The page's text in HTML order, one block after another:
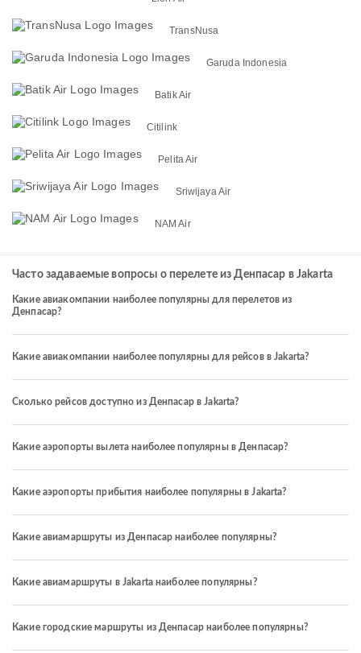
TransNusa
Garuda Indonesia
Batik Air
Citilink
Pelita Air
Sriwijaya Air
NAM Air
Часто задаваемые вопросы о перелете из Денпасар в Jakarta
Какие авиакомпании наиболее популярны для перелетов из
Денпасар?
Какие авиакомпании наиболее популярны для рейсов в Jakarta?
Сколько рейсов доступно из Денпасар в Jakarta?
Какие аэропорты вылета наиболее популярны в Денпасар?
Какие аэропорты прибытия наиболее популярны в Jakarta?
Какие авиамаршруты из Денпасар наиболее популярны?
Какие авиамаршруты в Jakarta наиболее популярны?
Какие городские маршруты из Денпасар наиболее популярны?